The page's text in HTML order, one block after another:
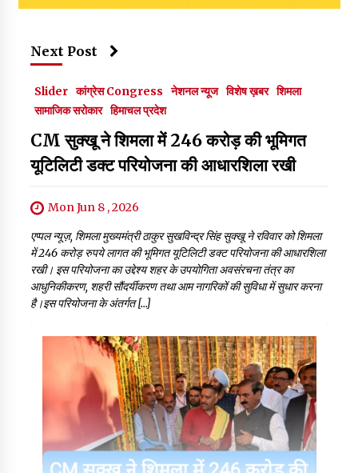
Next Post
Slider कांग्रेस Congress नेशनल न्यूज विशेष ख़बर शिमला
सामाजिक सरोकार हिमाचल प्रदेश
CM सुक्खू ने शिमला में 246 करोड़ की भूमिगत
यूटिलिटी डक्ट परियोजना की आधारशिला रखी
Mon Jun 8 , 2026
एप्पल न्यूज़, शिमला मुख्यमंत्री ठाकुर सुखविन्द्र सिंह सुक्खू ने रविवार को शिमला
में 246 करोड़ रुपये लागत की भूमिगत यूटिलिटी डक्ट परियोजना की आधारशिला
रखी। इस परियोजना का उद्देश्य शहर के उपयोगिता अवसंरचना तंत्र का
आधुनिकीकरण, शहरी सौंदर्यीकरण तथा आम नागरिकों की सुविधा में सुधार करना
है।इस परियोजना के अंतर्गत […]